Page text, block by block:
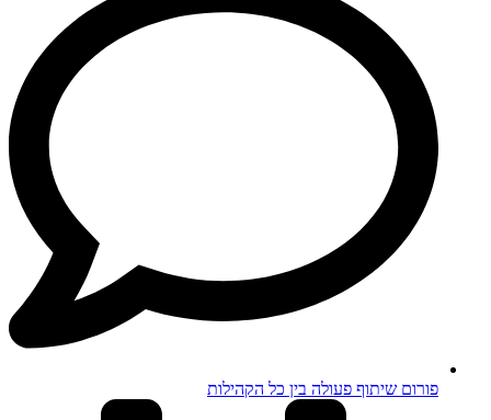
פורום שיתוף פעולה בין כל הקהילות